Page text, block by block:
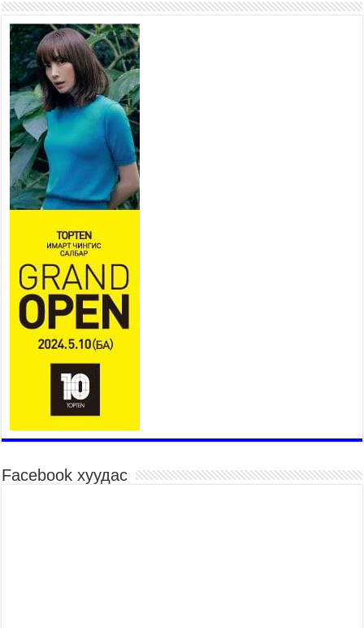
Иргэд нийгмийн харилцаа, хөдөлмөр эрхлэхэд
тулгамдаж буй асуудлаа УИХ-ын гишүүнд
уламжиллаа
2026 оны 7 сар 29 / 9 цаг 52 минут
“СМАРТ СЭЛБЭ СИТИ”-Г ЗОРИЛТОТ БҮЛЭГТ
ХҮРГЭХ ХҮРЭЭНД МКВ-ИЙН ҮНИЙГ БУУЛГАХ
ҮҮРЭГ ӨГӨВ
2026 оны 7 сар 28 / 16 цаг 47 минут
Эдийн засгийн эрх чөлөөний тухай хуулийн үр
дүнд хөрөнгө оруулалтын таатай орчин бүрдэнэ
2026 оны 7 сар 28 / 16 цаг 43 минут
Нийгмийн чиглэлийн төслүүдийн санхүүжилтэд
хийгдэж буй шалгалтын улмаас сургуулийн
бүтээн байгуулалтын төслийн ашиглалтад орох
хугацаа хойшилж байна
2026 оны 7 сар 28 / 14 цаг 33 минут
Хан-Уул дүүргийн 4 дүгээр хороонд баригдсан
960 хүүхдийн хүчин чадалтай сургуулийн
барилгын ажил дууссан байна
2026 оны 7 сар 28 / 14 цаг 29 минут
Жил бүр ярьдаг, жил бүр давтагддаг 10 асуудал
2026 оны 7 сар 28 / 12 цаг 40 минут
Нийслэлийн Засаг дарга бөгөөд Улаанбаатар
хотын Захирагч Б.Пүрэвдагва өнөөдөр НҮБ-ын
Суурин зохицуулагч Ян ван Хиердэнтэй уулзлаа
Facebook хуудас